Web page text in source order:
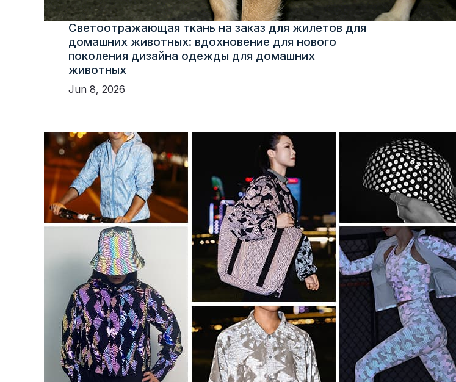
Светоотражающая ткань на заказ для жилетов для
домашних животных: вдохновение для нового
поколения дизайна одежды для домашних
животных
Jun 8, 2026